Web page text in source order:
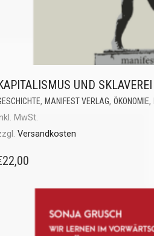
UND SKLAVEREI
, MANIFEST VERLAG, ÖKONOMIE,
MwSt.
Versandkosten
22,00